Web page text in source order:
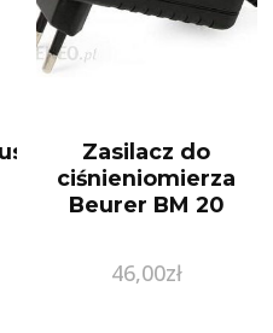
Zasilacz do
ciśnieniomierza
Beurer BM 20
46,00zł